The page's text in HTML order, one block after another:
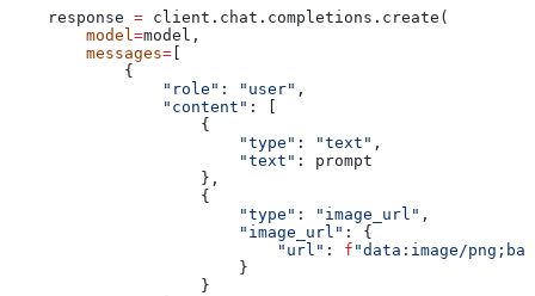
    response
= client.chat.completions.create(
        model
=model,
        messages
=
            {
                "role"
: "user" ,
                "content"
: [
                    {
                        "type"
: "text" ,
                        "text"
: prompt
                    },
                    {
                        "type"
: "image_url" ,
                        "image_url"
: {
                            "url"
: f "data:image/
                        }
                    }